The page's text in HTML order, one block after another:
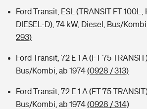
Ford Transit, ESL (TRANSIT FT 100L,
DIESEL-D), 74 kW, Diesel, Bus/
293)
Ford Transit, 72 E 1 A (FT 75
Bus/Kombi, ab 1974(0928 / 313)
Ford Transit, 72 E 1 A (FT 75
Bus/Kombi, ab 1974(0928 / 314)